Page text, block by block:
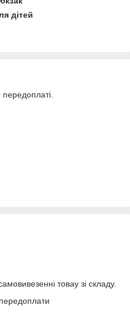
дітей
передоплаті.
товау зі складу.